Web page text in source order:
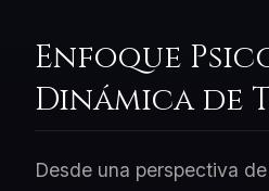
Enfoque
Dinámica de
Desde una perspectiva